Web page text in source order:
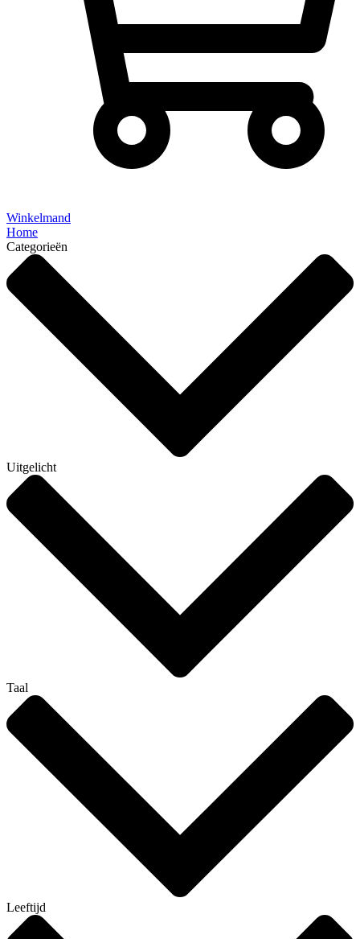
Winkelmand
Home
Categorieën
Uitgelicht
Taal
Leeftijd